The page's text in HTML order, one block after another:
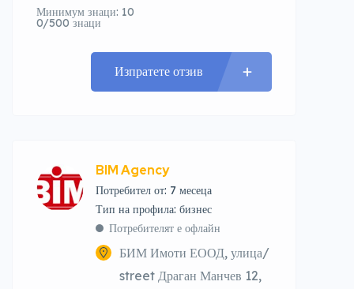
Минимум знаци: 10
0/500 знаци
Изпратете отзив
BIM Agency
Потребител от: 7 месеца
тип на профила: бизнес
Потребителят е офлайн
БИМ Имоти ЕООД, улица/
street Драган Манчев 12,